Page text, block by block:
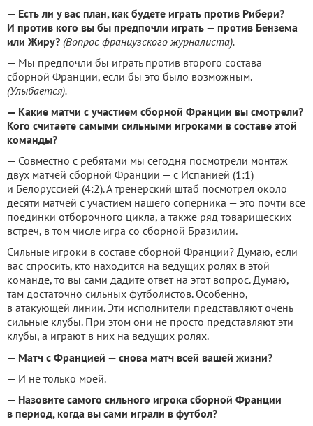
— Есть ли у вас план, как будете играть против Рибери?
И против кого вы бы предпочли играть — против Бензема
или Жиру? (Вопрос французского журналиста).
— Мы предпочли бы играть против второго состава
сборной Франции, если бы это было возможным.
(Улыбается).
— Какие матчи с участием сборной Франции вы смотрели?
Кого считаете самыми сильными игроками в составе этой
команды?
— Совместно с ребятами мы сегодня посмотрели монтаж
двух матчей сборной Франции — с Испанией (1:1)
и Белоруссией (4:2). А тренерский штаб посмотрел около
десяти матчей с участием нашего соперника — это почти все
поединки отборочного цикла, а также ряд товарищеских
встреч, в том числе игра со сборной Бразилии.
Сильные игроки в составе сборной Франции? Думаю, если
вас спросить, кто находится на ведущих ролях в этой
команде, то вы сами дадите ответ на этот вопрос. Думаю,
там достаточно сильных футболистов. Особенно,
в атакующей линии. Эти исполнители представляют очень
сильные клубы. При этом они не просто представляют эти
клубы, а играют в них на ведущих ролях.
— Матч с Францией — снова матч всей вашей жизни?
— И не только моей.
— Назовите самого сильного игрока сборной Франции
в период, когда вы сами играли в футбол?